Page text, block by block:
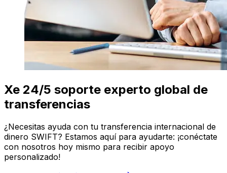
Xe 24/5 soporte experto global de
transferencias
¿Necesitas ayuda con tu transferencia internacional de
dinero SWIFT? Estamos aquí para ayudarte: ¡conéctate
con nosotros hoy mismo para recibir apoyo
personalizado!